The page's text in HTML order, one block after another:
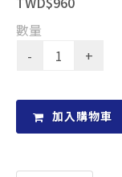
數量
加入購物車